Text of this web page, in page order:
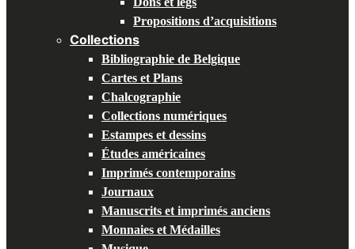
Propositions d’acquisitions
Collections
Bibliographie de Belgique
Cartes et Plans
Chalcographie
Collections numériques
Estampes et dessins
Études américaines
Imprimés contemporains
Journaux
Manuscrits et imprimés anciens
Monnaies et Médailles